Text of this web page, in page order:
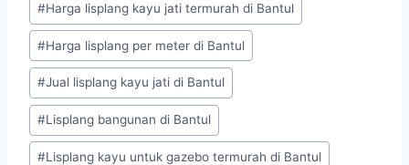
#Harga lisplang kayu jati termurah di Bantul
#Harga lisplang per meter di Bantul
#Jual lisplang kayu jati di Bantul
#Lisplang bangunan di Bantul
#Lisplang kayu untuk gazebo termurah di Bantul